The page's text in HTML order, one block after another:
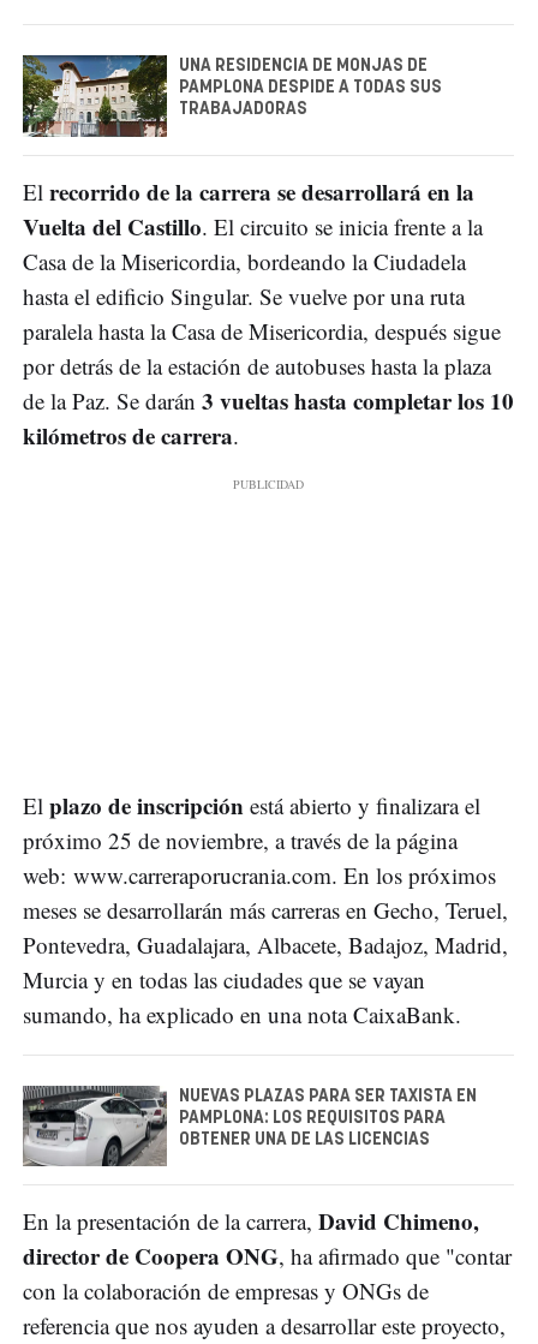
UNA RESIDENCIA DE MONJAS DE
PAMPLONA DESPIDE A TODAS SUS
TRABAJADORAS
El recorrido de la carrera se desarrollará en la
Vuelta del Castillo. El circuito se inicia frente a la
Casa de la Misericordia, bordeando la Ciudadela
hasta el edificio Singular. Se vuelve por una ruta
paralela hasta la Casa de Misericordia, después sigue
por detrás de la estación de autobuses hasta la plaza
de la Paz. Se darán 3 vueltas hasta completar los 10
kilómetros de carrera.
El plazo de inscripción está abierto y finalizara el
próximo 25 de noviembre, a través de la página
web: www.carreraporucrania.com. En los próximos
meses se desarrollarán más carreras en Gecho, Teruel,
Pontevedra, Guadalajara, Albacete, Badajoz, Madrid,
Murcia y en todas las ciudades que se vayan
sumando, ha explicado en una nota CaixaBank.
NUEVAS PLAZAS PARA SER TAXISTA EN
PAMPLONA: LOS REQUISITOS PARA
OBTENER UNA DE LAS LICENCIAS
En la presentación de la carrera, David Chimeno,
director de Coopera ONG, ha afirmado que "contar
con la colaboración de empresas y ONGs de
referencia que nos ayuden a desarrollar este proyecto,